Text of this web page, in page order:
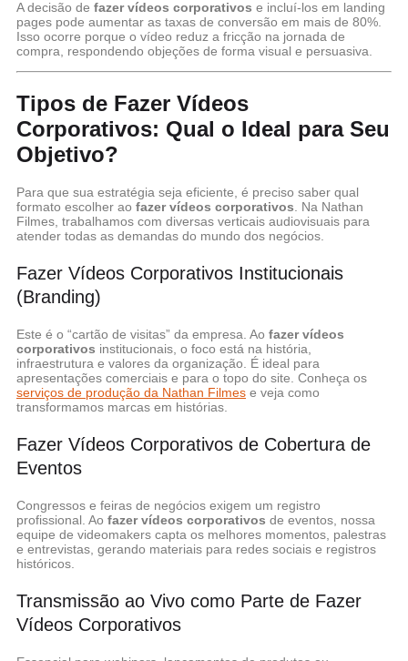
A decisão de fazer vídeos corporativos e incluí-los em landing
pages pode aumentar as taxas de conversão em mais de 80%.
Isso ocorre porque o vídeo reduz a fricção na jornada de
compra, respondendo objeções de forma visual e persuasiva.
Tipos de Fazer Vídeos
Corporativos: Qual o Ideal para Seu
Objetivo?
Para que sua estratégia seja eficiente, é preciso saber qual
formato escolher ao fazer vídeos corporativos. Na Nathan
Filmes, trabalhamos com diversas verticais audiovisuais para
atender todas as demandas do mundo dos negócios.
Fazer Vídeos Corporativos Institucionais
(Branding)
Este é o “cartão de visitas” da empresa. Ao fazer vídeos
corporativos institucionais, o foco está na história,
infraestrutura e valores da organização. É ideal para
apresentações comerciais e para o topo do site. Conheça os
serviços de produção da Nathan Filmes e veja como
transformamos marcas em histórias.
Fazer Vídeos Corporativos de Cobertura de
Eventos
Congressos e feiras de negócios exigem um registro
profissional. Ao fazer vídeos corporativos de eventos, nossa
equipe de videomakers capta os melhores momentos, palestras
e entrevistas, gerando materiais para redes sociais e registros
históricos.
Transmissão ao Vivo como Parte de Fazer
Vídeos Corporativos